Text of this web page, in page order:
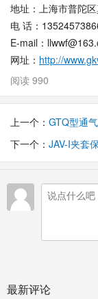
地址：上海市普陀
电 话：
E-mail：
网址： http://
阅读 990
上一个： GTQ型通
下一个： JAV-I夹套
最新评论